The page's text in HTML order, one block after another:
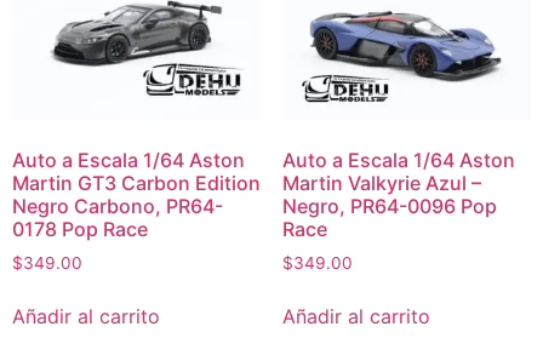
Auto a Escala 1/64 Aston
Martin GT3 Carbon Edition
Negro Carbono, PR64-
0178 Pop Race
$349.00
Añadir al carrito
Auto a Escala 1/64 Aston
Martin Valkyrie Azul –
Negro, PR64-0096 Pop
Race
$349.00
Añadir al carrito